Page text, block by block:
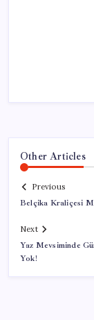
Other Articles
Previous
Belçika Kraliçesi
Next
Yaz Mevsiminde
Yok!